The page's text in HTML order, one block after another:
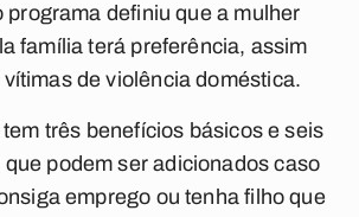
programa definiu que a mulher
família terá preferência, assim
de violência doméstica.
três benefícios básicos e seis
podem ser adicionados caso
emprego ou tenha filho que